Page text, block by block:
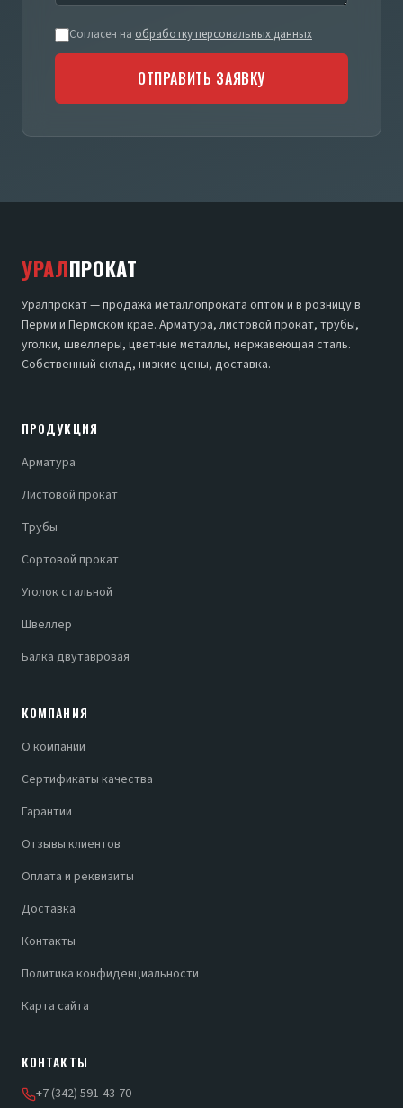
Согласен на обработку персональных данных
ОТПРАВИТЬ ЗАЯВКУ
УРАЛПРОКАТ
Уралпрокат — продажа металлопроката оптом и в розницу в
Перми и Пермском крае. Арматура, листовой прокат, трубы,
уголки, швеллеры, цветные металлы, нержавеющая сталь.
Собственный склад, низкие цены, доставка.
ПРОДУКЦИЯ
Арматура
Листовой прокат
Трубы
Сортовой прокат
Уголок стальной
Швеллер
Балка двутавровая
КОМПАНИЯ
О компании
Сертификаты качества
Гарантии
Отзывы клиентов
Оплата и реквизиты
Доставка
Контакты
Политика конфиденциальности
Карта сайта
КОНТАКТЫ
+7 (342) 591-43-70